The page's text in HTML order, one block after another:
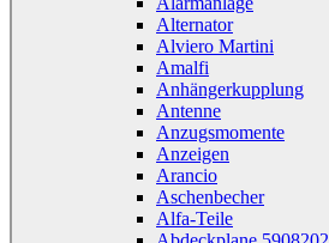
Alternator
Alviero Martini
Amalfi
Anhängerkupplung
Antenne
Anzugsmomente
Anzeigen
Arancio
Aschenbecher
Alfa-Teile